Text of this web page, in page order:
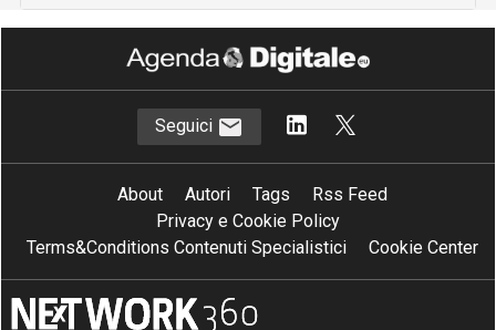
Seguici
About Autori Tags
Rss Feed
Privacy e Cookie Policy
Terms&Conditions Contenuti Specialistici
Cookie Center